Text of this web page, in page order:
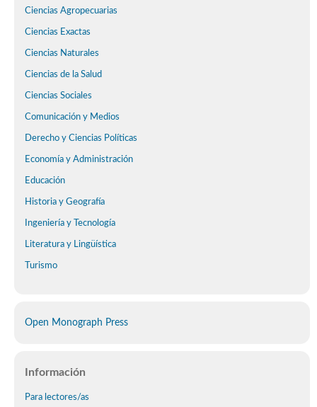
Ciencias Agropecuarias
Ciencias Exactas
Ciencias Naturales
Ciencias de la Salud
Ciencias Sociales
Comunicación y Medios
Derecho y Ciencias Políticas
Economía y Administración
Educación
Historia y Geografía
Ingeniería y Tecnología
Literatura y Lingüística
Turismo
Open Monograph Press
Información
Para lectores/as